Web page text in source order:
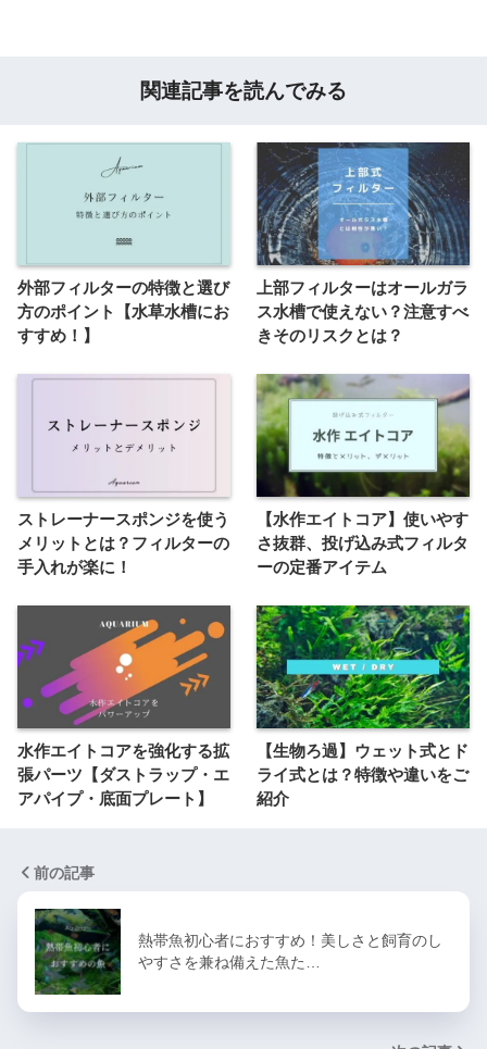
関連記事を読んでみる
外部フィルターの特徴と選び
方のポイント【水草水槽にお
すすめ！】
上部フィルターはオールガラ
ス水槽で使えない？注意すべ
きそのリスクとは？
ストレーナースポンジを使う
メリットとは？フィルターの
手入れが楽に！
【水作エイトコア】使いやす
さ抜群、投げ込み式フィルタ
ーの定番アイテム
水作エイトコアを強化する拡
張パーツ【ダストラップ・エ
アパイプ・底面プレート】
【生物ろ過】ウェット式とド
ライ式とは？特徴や違いをご
紹介
前の記事
熱帯魚初心者におすすめ！美しさと飼育のし
やすさを兼ね備えた魚た…